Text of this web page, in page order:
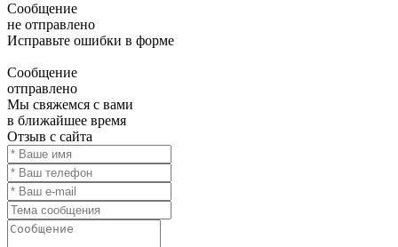
Сообщение
не отправлено
Исправьте ошибки в форме
Сообщение
отправлено
Мы свяжемся с вами
в ближайшее время
Отзыв с сайта